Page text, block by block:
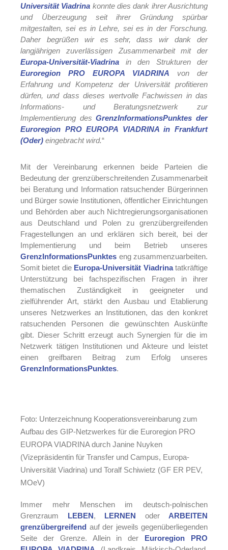
Universität Viadrina konnte dies dank ihrer Ausrichtung
und Überzeugung seit ihrer Gründung spürbar
mitgestalten, sei es in Lehre, sei es in der Forschung.
Daher begrüßen wir es sehr, dass wir dank der
langjährigen zuverlässigen Zusammenarbeit mit der
Europa-Universität-Viadrina in den Strukturen der
Euroregion PRO EUROPA VIADRINA von der
Erfahrung und Kompetenz der Universität profitieren
dürfen, und dass dieses wertvolle Fachwissen in das
Informations- und Beratungsnetzwerk zur
Implementierung desGrenzInformationsPunktes der
Euroregion PRO EUROPA VIADRINA in Frankfurt
(Oder) eingebracht wird.“
Mit der Vereinbarung erkennen beide Parteien die
Bedeutung der grenzüberschreitenden Zusammenarbeit
bei Beratung und Information ratsuchender Bürgerinnen
und Bürger sowie Institutionen, öffentlicher Einrichtungen
und Behörden aber auch Nichtregierungsorganisationen
aus Deutschland und Polen zu grenzübergreifenden
Fragestellungen an und erklären sich bereit, bei der
Implementierung und beim Betrieb unseres
GrenzInformationsPunktes eng zusammenzuarbeiten.
Somit bietet die Europa-Universität Viadrinatatkräftige
Unterstützung bei fachspezifischen Fragen in ihrer
thematischen Zuständigkeit in geeigneter und
zielführender Art, stärkt den Ausbau und Etablierung
unseres Netzwerkes an Institutionen, das den konkret
ratsuchenden Personen die gewünschten Auskünfte
gibt. Dieser Schritt erzeugt auch Synergien für die im
Netzwerk tätigen Institutionen und Akteure und leistet
einen greifbaren Beitrag zum Erfolg unseres
GrenzInformationsPunktes.
Foto: Unterzeichnung Kooperationsvereinbarung zum
Aufbau des GIP-Netzwerkes für die Euroregion PRO
EUROPA VIADRINA durch Janine Nuyken
(Vizepräsidentin für Transfer und Campus, Europa-
Universität Viadrina) und Toralf Schiwietz (GF ER PEV,
MOeV)
Immer mehr Menschen im deutsch-polnischen
Grenzraum LEBEN, LERNEN oder ARBEITEN
grenzübergreifend auf der jeweils gegenüberliegenden
Seite der Grenze. Allein in der Euroregion PRO